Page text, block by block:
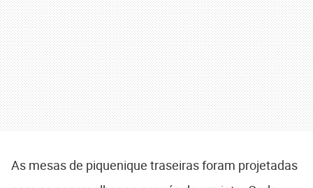
As mesas de piquenique traseiras foram projetadas